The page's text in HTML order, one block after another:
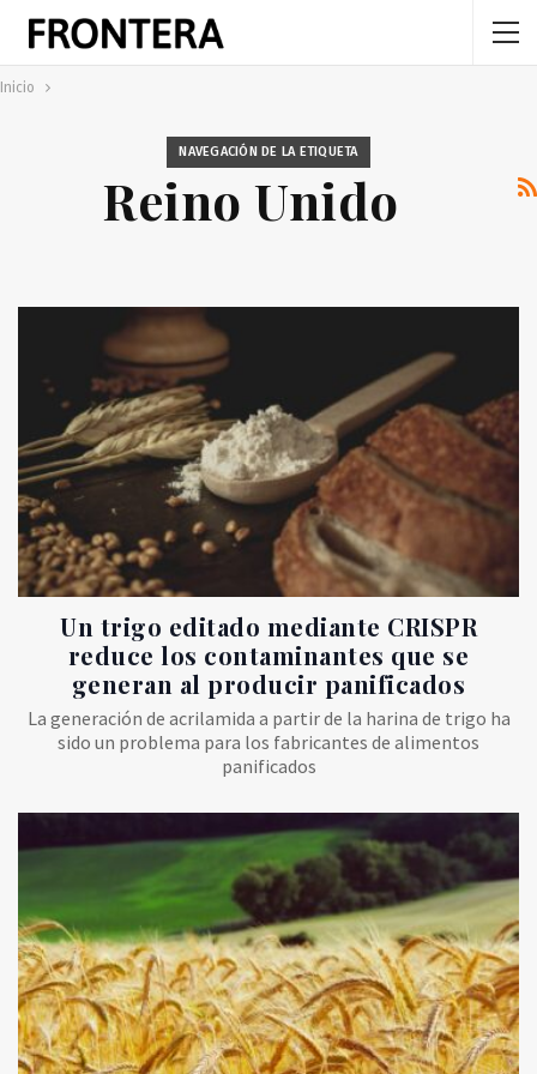
Inicio
NAVEGACIÓN DE LA ETIQUETA
Reino Unido
Un trigo editado mediante CRISPR
reduce los contaminantes que se
generan al producir panificados
La generación de acrilamida a partir de la harina de trigo ha
sido un problema para los fabricantes de alimentos
panificados